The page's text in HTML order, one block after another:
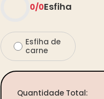
0/0Esfiha
Esfiha de
carne
Quantidade Total: